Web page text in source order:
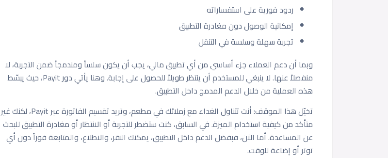
ردود فورية على استفساراته
إمكانية الوصول دون مغادرة التطبيق
تجربة سهلة وسلسة في التنقل
وبما أن دعم العملاء جزء أساسي من أي تطبيق مالي، يجب أن يكون سلساً ومندمجاً ضمن التجربة، لا
منفصلاً عنها. لا ينبغي للمستخدم أن ينتظر طويلاً للحصول على إجابة. وهنا يأتي دور Payit، حيث يبسّط
هذه العملية من خلال الدعم المدمج داخل التطبيق.
تخيّل هذا الموقف: أنت تتناول الغداء مع زملائك في مطعم، وتريد تقسيم الفاتورة عبر Payit، لكنك غير
متأكد من كيفية استخدام الميزة. في السابق، كنت ستضطر للتجربة أو الانتظار أو مغادرة التطبيق للبحث
عن المساعدة. أما الآن، فبفضل الدعم داخل التطبيق، يمكنك النقر، والاطلاع، والمتابعة فوراً دون أي
توتر أو إضاعة للوقت.